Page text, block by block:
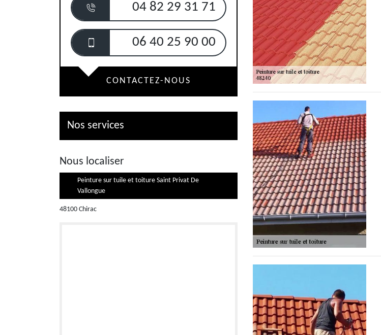
04 82 29 31 71
06 40 25 90 00
CONTACTEZ-NOUS
Nos services
Nous localiser
Peinture sur tuile et toiture Saint Privat De
Vallongue
48100 Chirac